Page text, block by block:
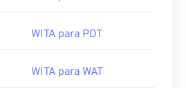
WITA para PDT
WITA para WAT